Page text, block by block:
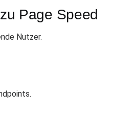
Page Speed
Nutzer.